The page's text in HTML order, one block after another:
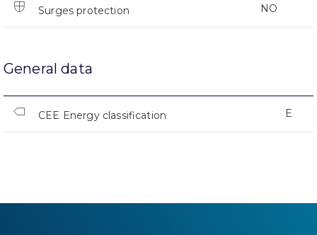
Surges protection NO
General data
CEE Energy classification E